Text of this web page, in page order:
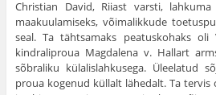
Christian David, Riiast varsti,
maakuulamiseks, võimalikkude
seal. Ta täht­samaks peatuskohaks
kindraliproua Magdalena v. Hallart
sõbraliku külalislahkusega. Üleelatud
proua kogenud küllalt lähedalt. Ta